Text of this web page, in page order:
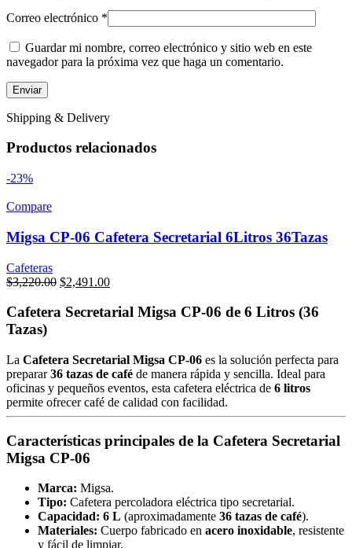
Correo electrónico *
Guardar mi nombre, correo electrónico y sitio web en este
navegador para la próxima vez que haga un comentario.
Shipping & Delivery
Productos relacionados
-23%
Compare
Migsa CP-06 Cafetera Secretarial 6Litros 36Tazas
Cafeteras
$3,220.00 Original
was:
$2,491.00Current
is:
$2,491.00.
Cafetera Secretarial Migsa CP-06 de 6 Litros (36
Tazas)
La Cafetera Secretarial Migsa CP-06 es la solución perfecta para
preparar36 tazas de café de manera rápida y sencilla. Ideal para
oficinas y pequeños eventos, esta cafetera eléctrica de 6 litros
permite ofrecer café de calidad con facilidad.
Características principales de la Cafetera Secretarial
Migsa CP-06
Marca: Migsa.
Tipo: Cafetera percoladora eléctrica tipo secretarial.
Capacidad: 6 L (aproximadamente 36 tazas de café).
Materiales: Cuerpo fabricado en acero inoxidable, resistente
y fácil de limpiar.